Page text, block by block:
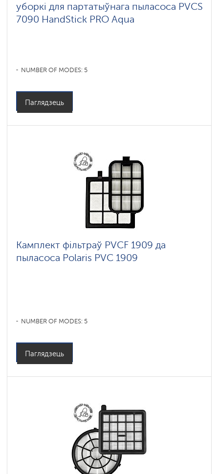
уборкі для партатыўнага пыласоса PVCS
7090 HandStick PRO Aqua
NUMBER OF MODES: 5
Паглядзець
Камплект фільтраў PVCF 1909 да
пыласоса Polaris PVC 1909
NUMBER OF MODES: 5
Паглядзець